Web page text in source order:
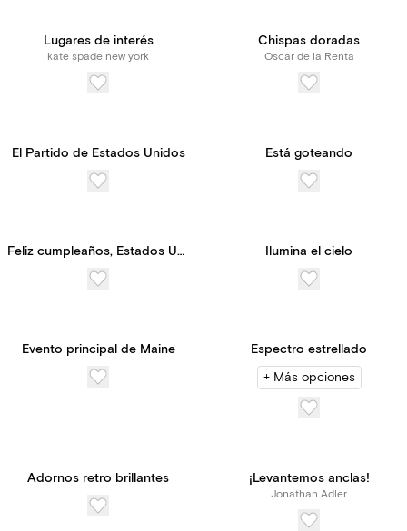
Lugares de interés
kate spade new york
Chispas doradas
Oscar de la Renta
El Partido de Estados Unidos Está goteando
Feliz cumpleaños, Estados Unidos Ilumina el cielo
Evento principal de Maine Espectro estrellado
+ Más opciones
Adornos retro brillantes ¡Levantemos anclas!
Jonathan Adler